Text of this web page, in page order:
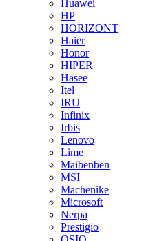
Huawei
HP
HORIZONT
Haier
Honor
HIPER
Hasee
Itel
IRU
Infinix
Irbis
Lenovo
Lime
Maibenben
MSI
Machenike
Microsoft
Nerpa
Prestigio